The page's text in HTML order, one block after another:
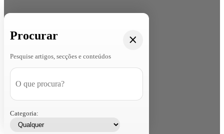
Procurar
Pesquise artigos, secções e conteúdos
Categoria: